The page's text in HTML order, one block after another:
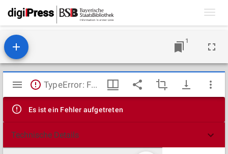
1
Mirador
Viewer
TypeError: Failed to fetch
Es ist ein Fehler aufgetreten
Technische Details